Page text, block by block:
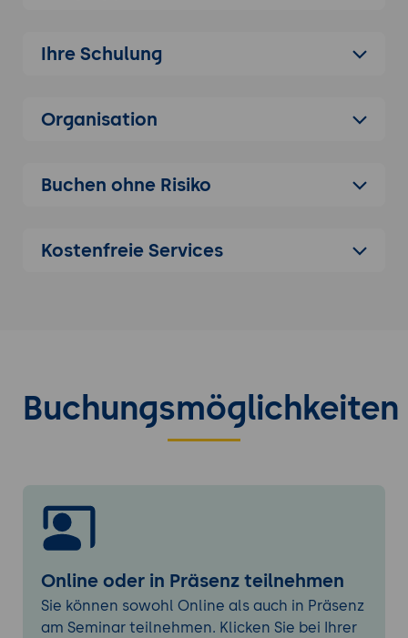
Nutzung von Karamba3D in Grasshopper
Anwendungsbeispiele:
der Benutzerfreundlichkeit und Integration
und parametrischen Workflows.
Einsatzszenarien:
Diskussion, wann
Grundlagen der Arbeit mit Karamba3D
Erste Schritte in Grasshopper mit
Import von Geometrien aus Rhino.
Tragwerksdefinition:Festlegen von
Lasten, Lagerbedingungen und
Ihre Schulung
Organisation
Buchen ohne Risiko
Kostenfreie Services
Buchungsmöglichkeiten
Online oder in Präsenz teilnehmen
Sie können sowohl Online als auch in Präsenz
am Seminar teilnehmen. Klicken Sie bei Ihrer